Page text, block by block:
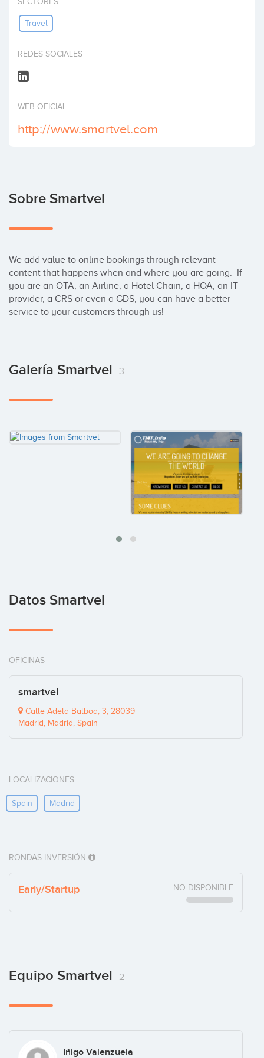
Travel
REDES SOCIALES
WEB OFICIAL
http://www.smartvel.com
Sobre Smartvel
We add value to online bookings through relevant
content that happens when and where you are going.  If
you are an OTA, an Airline, a Hotel Chain, a HOA, an IT
provider, a CRS or even a GDS, you can have a better
service to your customers through us!
Galería Smartvel 3
Datos Smartvel
OFICINAS
smartvel
Calle Adela Balboa, 3, 28039
Madrid, Madrid, Spain
LOCALIZACIONES
Spain Madrid
RONDAS INVERSIÓN
Early/Startup NO DISPONIBLE
Equipo Smartvel 2
Iñigo Valenzuela